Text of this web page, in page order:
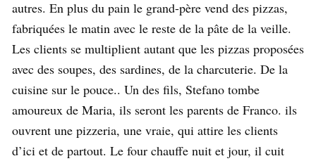
autres. En plus du pain le grand-père vend des pizzas,
fabriquées le matin avec le reste de la pâte de la veille.
Les clients se multiplient autant que les pizzas proposées
avec des soupes, des sardines, de la charcuterie. De la
cuisine sur le pouce.. Un des fils, Stefano tombe
amoureux de Maria, ils seront les parents de Franco. ils
ouvrent une pizzeria, une vraie, qui attire les clients
d’ici et de partout. Le four chauffe nuit et jour, il cuit